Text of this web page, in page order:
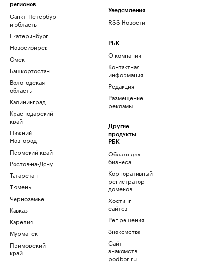
регионов
Санкт-Петербург
и область
Екатеринбург
Новосибирск
Омск
Башкортостан
Вологодская
область
Калининград
Краснодарский
край
Нижний
Новгород
Пермский край
Ростов-на-Дону
Татарстан
Тюмень
Черноземье
Кавказ
Карелия
Мурманск
Приморский
край
Уведомления
RSS Новости
РБК
О компании
Контактная
информация
Редакция
Размещение
рекламы
Другие
продукты
РБК
Облако для
бизнеса
Корпоративный
регистратор
доменов
Хостинг
сайтов
Рег.решения
Знакомства
Сайт
знакомств
podbor.ru